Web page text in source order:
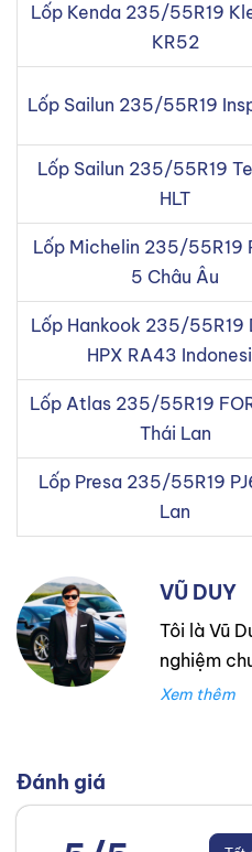
Lốp Kenda 235/55R19
KR52
Lốp Sailun 235/55R19
Lốp Sailun 235/55R19
HLT
Lốp Michelin 235/55R19
5 Châu Âu
Lốp Hankook 235/55R19
HPX RA43
Lốp Atlas 235/55R19
Thái Lan
Lốp Presa 235/55R19
Lan
VŨ DUY
Tôi là Vũ
nghiệm
lốp xe.
cân bằng
Trước
Đánh giá